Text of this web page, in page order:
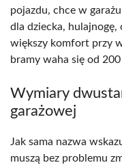
pojazdu, chce w
dla dziecka,
większy komfort przy
bramy waha się od
Wymiary
garażowej
Jak sama nazwa
muszą bez problemu